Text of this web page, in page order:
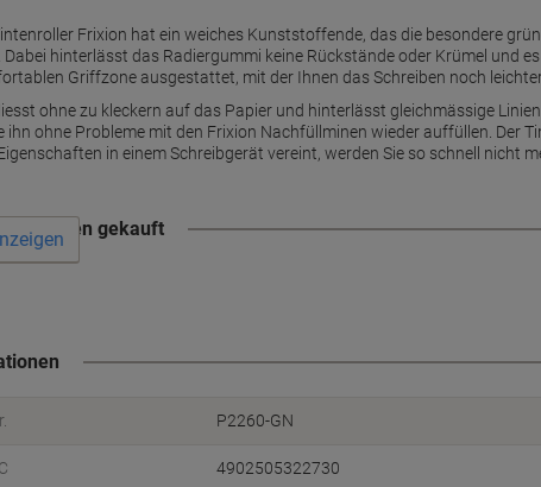
Frixion hat ein weiches Kunststoffende, das die besondere
Dabei hinterlässt das Radiergummi keine Rückstände oder Krümel und
Griffzone ausgestattet, mit der Ihnen das Schreiben noch
ohne zu kleckern auf das Papier und hinterlässt gleichmässige
ihn ohne Probleme mit den Frixion Nachfüllminen wieder auffüllen. Der
in einem Schreibgerät vereint, werden Sie so schnell nicht
zusammen gekauft
P2260-GN
4902505322730